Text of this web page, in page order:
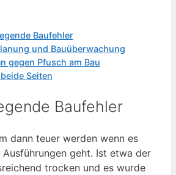
Baufehler
und Bauüberwachung
gegen Pfusch am Bau
Seiten
Baufehler
dann teuer werden wenn es
geht. Ist etwa der
trocken und es wurde